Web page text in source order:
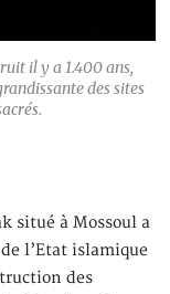
il y a 1.400 ans,
des sites
situé à Mossoul a
l’Etat islamique
des